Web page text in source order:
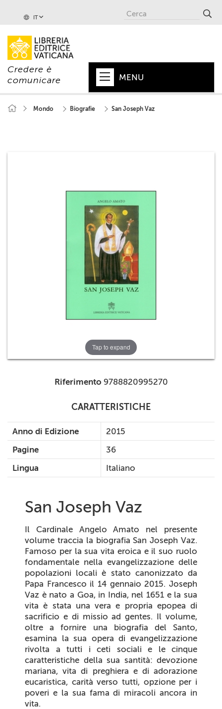
IT
Credere è
comunicare
MENU
COLLANE
RIVISTE
CEI
AUTORI VARI
Mondo Biografie San Joseph Vaz
Tap to expand
Riferimento 9788820995270
CARATTERISTICHE
Anno di Edizione
2015
Pagine
36
Lingua
Italiano
San Joseph Vaz
Il Cardinale Angelo Amato nel presente
volume traccia la biografia San Joseph Vaz.
Famoso per la sua vita eroica e il suo ruolo
fondamentale nella evangelizzazione delle
popolazioni locali è stato canonizzato da
Papa Francesco il 14 gennaio 2015. Joseph
Vaz è nato a Goa, in India, nel 1651 e la sua
vita è stata una vera e propria epopea di
sacrificio e di missio ad gentes. Il volume,
oltre a fornire una biografia del Santo,
esamina la sua opera di evangelizzazione
rivolta a tutti i ceti sociali e le cinque
caratteristiche della sua santità: devozione
mariana, vita di preghiera e di adorazione
eucaristica, carità verso tutti, opzione per i
poveri e la sua fama di miracoli ancora in
vita.